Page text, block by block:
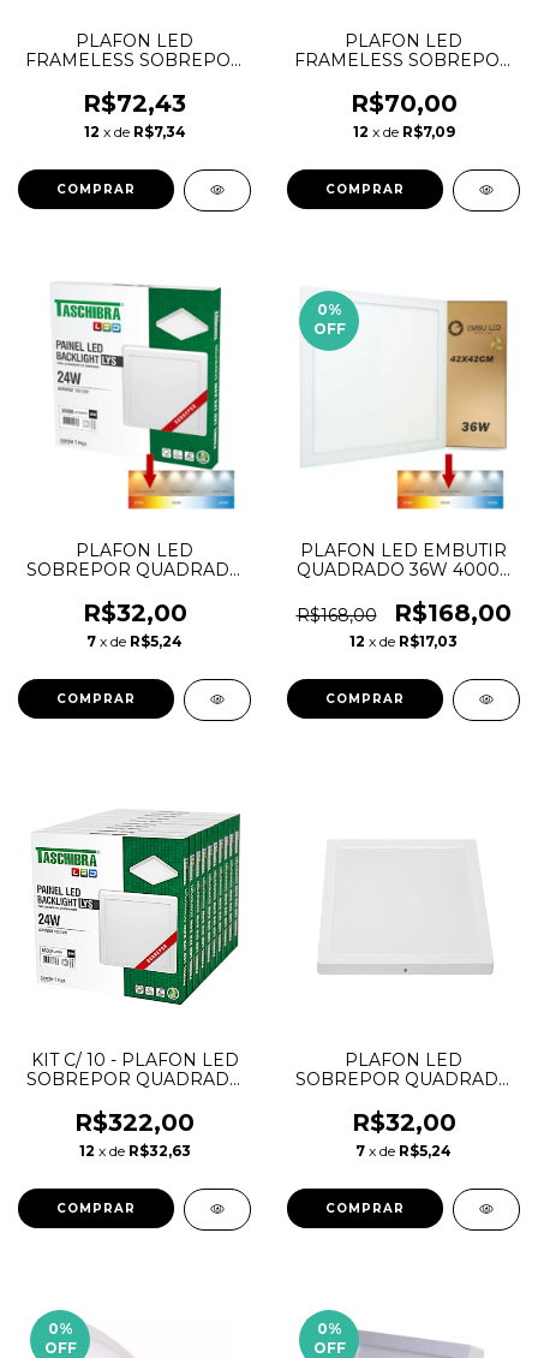
PLAFON LED
FRAMELESS SOBREPOR
TASCHIBRA
R$72,43
12 x de R$7,34
PLAFON LED
FRAMELESS SOBREPOR
TASCHIBRA
R$70,00
12 x de R$7,09
PLAFON LED
SOBREPOR QUADRADO
R$32,00
7 x de R$5,24
0%
OFF
PLAFON LED EMBUTIR
QUADRADO 36W 4000K
R$168,00
R$168,00
12 x de R$17,03
KIT C/ 10 - PLAFON LED
SOBREPOR QUADRADO
R$322,00
12 x de R$32,63
PLAFON LED
SOBREPOR QUADRADO
R$32,00
7 x de R$5,24
0%
OFF
0%
OFF